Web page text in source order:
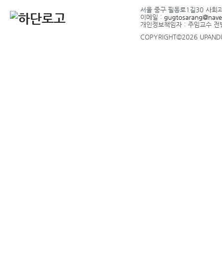
서울 중구 필동로1길30
이메일 :
개인정보책임자 : 주임교수
COPYRIGHT©2026